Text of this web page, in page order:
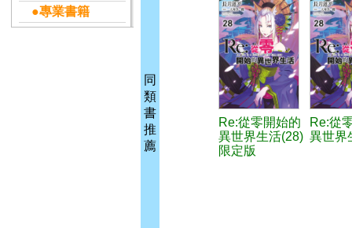
●專業書籍
同
類
書
推
薦
Re:從零開始的
異世界生活(28)
限定版
Re:從
異世界